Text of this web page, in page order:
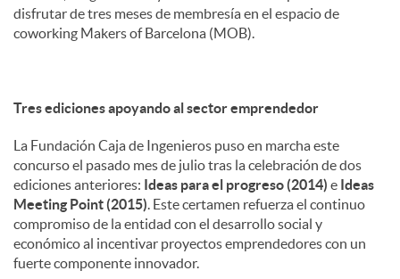
disfrutar de tres meses de membresía en el espacio de
coworking Makers of Barcelona (MOB).
Tres ediciones apoyando al sector emprendedor
La Fundación Caja de Ingenieros puso en marcha este
concurso el pasado mes de julio tras la celebración de dos
ediciones anteriores: Ideas para el progreso (2014) e Ideas
Meeting Point (2015). Este certamen refuerza el continuo
compromiso de la entidad con el desarrollo social y
económico al incentivar proyectos emprendedores con un
fuerte componente innovador.